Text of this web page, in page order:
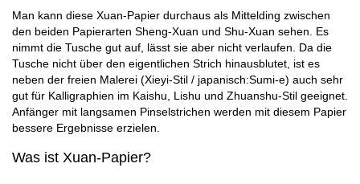
Man kann diese Xuan-Papier durchaus als Mittelding zwischen
den beiden Papierarten Sheng-Xuan und Shu-Xuan sehen. Es
nimmt die Tusche gut auf, lässt sie aber nicht verlaufen. Da die
Tusche nicht über den eigentlichen Strich hinausblutet, ist es
neben der freien Malerei (Xieyi-Stil / japanisch:Sumi-e) auch sehr
gut für Kalligraphien im Kaishu, Lishu und Zhuanshu-Stil geeignet.
Anfänger mit langsamen Pinselstrichen werden mit diesem Papier
bessere Ergebnisse erzielen.
Was ist Xuan-Papier?